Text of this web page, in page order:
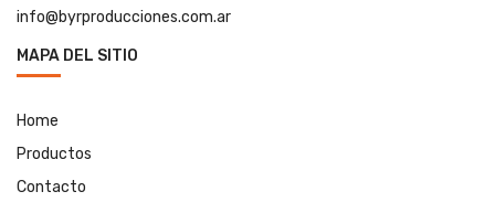
info@byrproducciones.com.ar
MAPA DEL SITIO
Home
Productos
Contacto